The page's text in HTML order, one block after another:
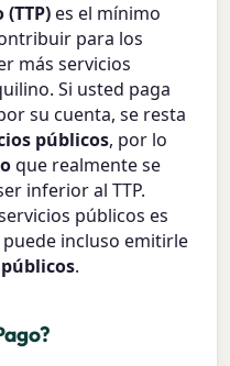
es el mínimo
para los
más servicios
Si usted paga
su cuenta, se resta
públicos, por lo
que realmente se
inferior al TTP.
públicos es
incluso emitirle
.